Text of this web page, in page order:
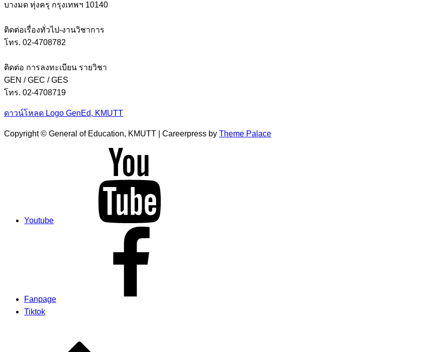
บางมด ทุ่งครุ กรุงเทพฯ 10140
ติดต่อเรื่องทั่วไป-งานวิชาการ
โทร. 02-4708782
ติดต่อ การลงทะเบียน รายวิชา
GEN / GEC / GES
โทร. 02-4708719
ดาวน์โหลด Logo GenEd, KMUTT
Copyright © General of Education, KMUTT | Careerpress by Theme Palace
Youtube
Fanpage
Tiktok